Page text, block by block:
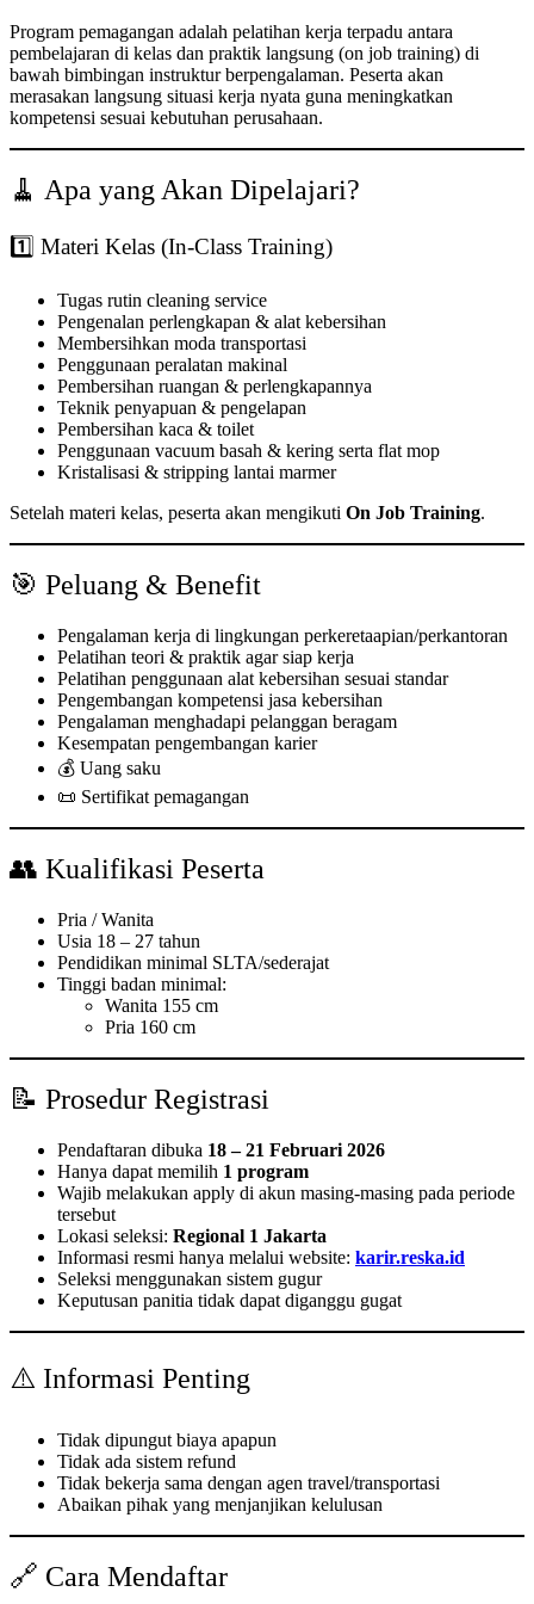
Program pemagangan adalah pelatihan kerja terpadu antara
pembelajaran di kelas dan praktik langsung (on job training) di
bawah bimbingan instruktur berpengalaman. Peserta akan
merasakan langsung situasi kerja nyata guna meningkatkan
kompetensi sesuai kebutuhan perusahaan.
🧹 Apa yang Akan Dipelajari?
1️⃣ Materi Kelas (In-Class Training)
Tugas rutin cleaning service
Pengenalan perlengkapan & alat kebersihan
Membersihkan moda transportasi
Penggunaan peralatan makinal
Pembersihan ruangan & perlengkapannya
Teknik penyapuan & pengelapan
Pembersihan kaca & toilet
Penggunaan vacuum basah & kering serta flat mop
Kristalisasi & stripping lantai marmer
Setelah materi kelas, peserta akan mengikuti On Job Training.
🎯 Peluang & Benefit
Pengalaman kerja di lingkungan perkeretaapian/perkantoran
Pelatihan teori & praktik agar siap kerja
Pelatihan penggunaan alat kebersihan sesuai standar
Pengembangan kompetensi jasa kebersihan
Pengalaman menghadapi pelanggan beragam
Kesempatan pengembangan karier
💰 Uang saku
📜 Sertifikat pemagangan
👥 Kualifikasi Peserta
Pria / Wanita
Usia 18 – 27 tahun
Pendidikan minimal SLTA/sederajat
Tinggi badan minimal:
Wanita 155 cm
Pria 160 cm
📝 Prosedur Registrasi
Pendaftaran dibuka 18 – 21 Februari 2026
Hanya dapat memilih 1 program
Wajib melakukan apply di akun masing-masing pada periode
tersebut
Lokasi seleksi: Regional 1 Jakarta
Informasi resmi hanya melalui website: karir.reska.id
Seleksi menggunakan sistem gugur
Keputusan panitia tidak dapat diganggu gugat
⚠️ Informasi Penting
Tidak dipungut biaya apapun
Tidak ada sistem refund
Tidak bekerja sama dengan agen travel/transportasi
Abaikan pihak yang menjanjikan kelulusan
🔗 Cara Mendaftar